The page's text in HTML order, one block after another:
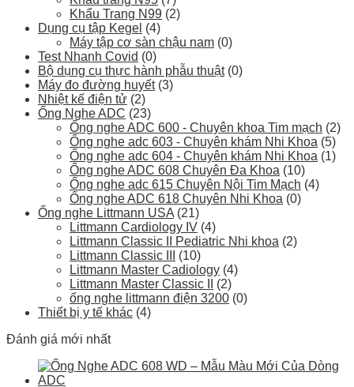
Khẩu Trang N99 (2)
Dụng cụ tập Kegel (4)
Máy tập cơ sàn chậu nam (0)
Test Nhanh Covid (0)
Bộ dụng cụ thực hành phẫu thuật (0)
Máy đo đường huyết (3)
Nhiệt kế điện tử (2)
Ống Nghe ADC (23)
Ống nghe ADC 600 - Chuyên khoa Tim mạch (2)
Ống nghe adc 603 - Chuyên khám Nhi Khoa (5)
Ống nghe adc 604 - Chuyên khám Nhi Khoa (1)
Ống nghe ADC 608 Chuyên Đa Khoa (10)
Ống nghe adc 615 Chuyên Nội Tim Mạch (4)
Ống nghe ADC 618 Chuyên Nhi Khoa (0)
Ống nghe Littmann USA (21)
Littmann Cardiology IV (4)
Littmann Classic II Pediatric Nhi khoa (2)
Littmann Classic III
(10)
Littmann Master Cadiology (4)
Littmann Master Classic II
(2)
ống nghe littmann điện 3200 (0)
Thiết bị y tế khác (4)
Đánh giá mới nhất